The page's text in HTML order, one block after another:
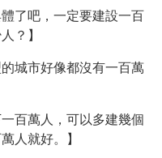
了吧，一定要建設一百
？】
城市好像都沒有一百萬
百萬人，可以多建幾個
人就好。】